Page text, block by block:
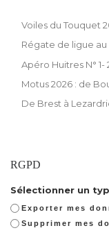
Voiles du Touquet
Régate de ligue
Apéro Huitres N° 1-
Motus 2026 : de
De Brest à
RGPD
Sélectionner un
Exporter mes
Supprimer mes